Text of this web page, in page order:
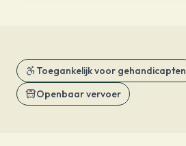
Toegankelijk voor gehandicapten
Openbaar vervoer